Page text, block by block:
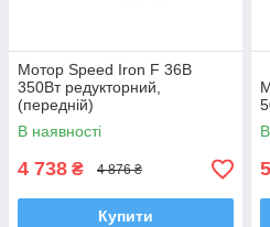
Мотор Speed Iron F 36В
350Вт редукторний,
(передній)
В наявності
4 738 ₴ 4 876 ₴
Купити